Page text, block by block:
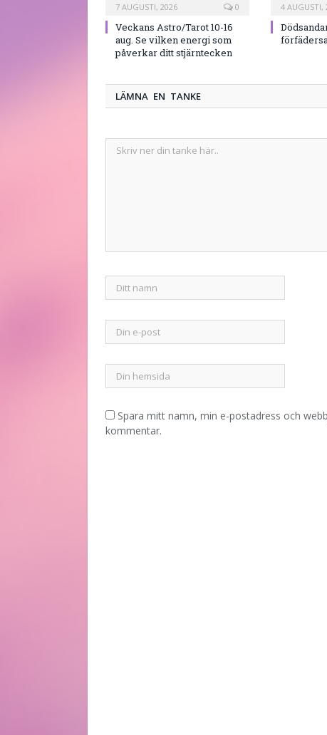
7 AUGUSTI, 2026 0
Veckans Astro/Tarot 10-16
aug. Se vilken energi som
påverkar ditt stjärntecken
4 AUGUSTI,
LÄMNA EN TANKE
Spara mitt namn, min e-postadress och
kommentar.